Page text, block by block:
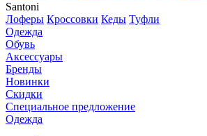
Santoni
Лоферы Кроссовки Кеды Туфли
Одежда
Обувь
Аксессуары
Бренды
Новинки
Скидки
Специальное предложение
Одежда